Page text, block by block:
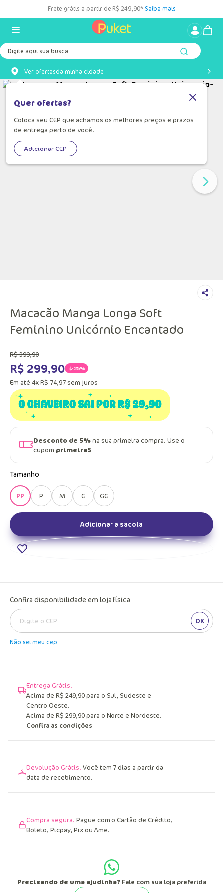
Frete grátis a partir de R$ 249,90* Saiba mais
Digite aqui sua busca
Ver ofertasda minha cidade
Quer ofertas?
Coloca seu CEP que achamos os melhores preços e prazos
de entrega perto de você.
Adicionar CEP
Macacão Manga Longa Soft
Feminino Unicórnio Encantado
R$399,90
R$ 299,90 25%
Em até 4xR$ 74,97 sem juros
Desconto de 5%na sua primeira compra. Use o
cupom primeira5
Tamanho
PP P M G GG
Adicionar a sacola
Confira disponibilidade em loja física
Entrega Grátis.
Acima de R$ 249,90 para o Sul, Sudeste e
Centro Oeste.